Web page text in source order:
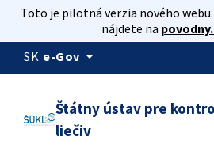
Toto je pilotná verzia nového
nájdete na
SK e-Gov arrow_drop_down
Štátny ústav pre
liečiv